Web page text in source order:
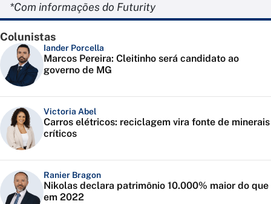
*Com informações do Futurity
Colunistas
Iander Porcella
Marcos Pereira: Cleitinho será candidato ao
governo de MG
Victoria Abel
Carros elétricos: reciclagem vira fonte de minerais
críticos
Ranier Bragon
Nikolas declara patrimônio 10.000% maior do que
em 2022